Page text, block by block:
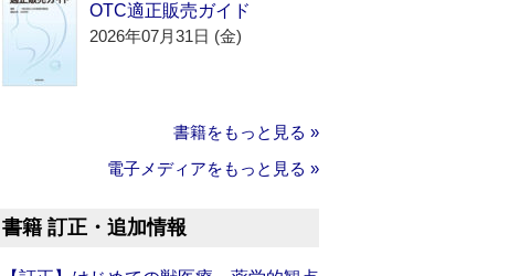
OTC適正販売ガイド
2026年07月31日 (金)
書籍をもっと見る »
電子メディアをもっと見る »
書籍 訂正・追加情報